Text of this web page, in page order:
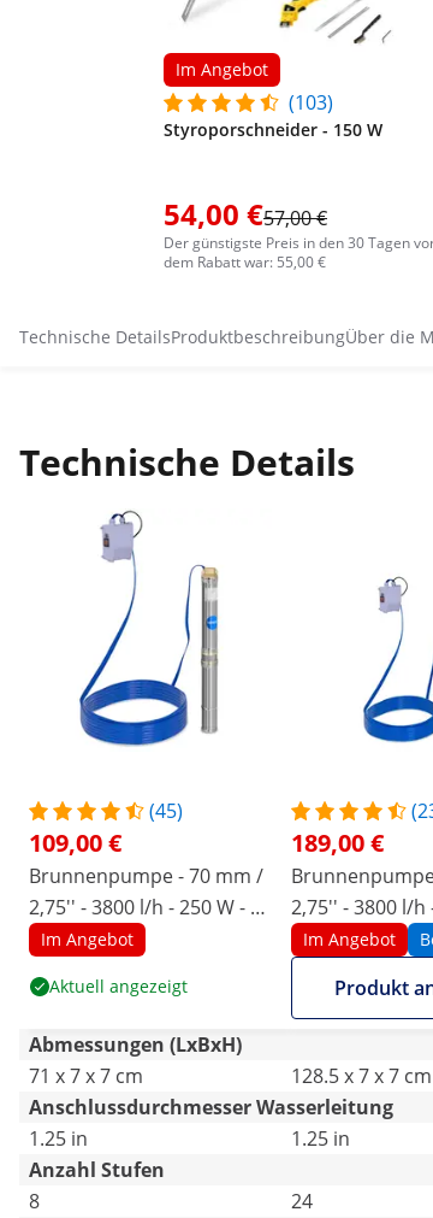
Im Angebot
(103)
Styroporschneider - 150 W
54,00 €57,00 €
Der günstigste Preis in den 30 Tagen
dem Rabatt war: 55,00 €
Technische DetailsProduktbeschreibungÜber die
Technische Details
(45)
109,00 €
Brunnenpumpe - 70 mm /
2,75'' - 3800 l/h - 250 W - 20
m Kabel / 28 m
Im Angebot
Aktuell angezeigt
189,00 €
2,75'' - 3800 l/h
m Kabel / 85 m
Förderhöhe -
Im Angebot
Produkt
Abmessungen (LxBxH)
71 x 7 x 7 cm
128.5 x 7 x 7 cm
Anschlussdurchmesser Wasserleitung
1.25 in
1.25 in
Anzahl Stufen
8
24